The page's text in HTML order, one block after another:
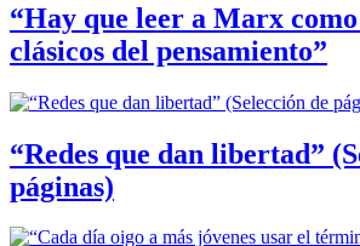
“Hay que leer a Marx como
clásicos del pensamiento”
“Redes que dan libertad”
páginas)